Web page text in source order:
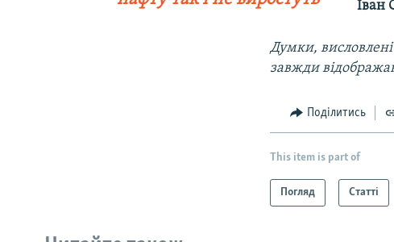
Іван
Думки, висловлені
завжди
Поділитись
This item is part of
Погляд Статті